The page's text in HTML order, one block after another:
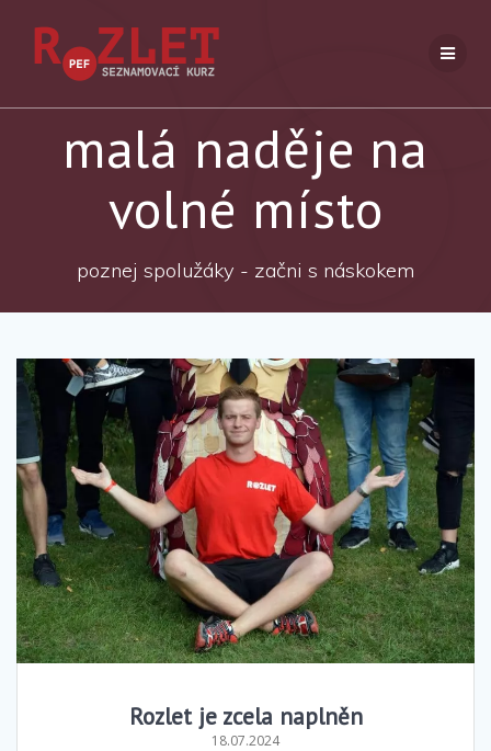
malá naděje na
volné místo
poznej spolužáky - začni s náskokem
Rozlet je zcela naplněn
18.07.2024